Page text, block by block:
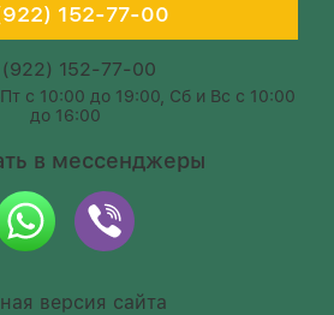
152-77-00
(922) 152-77-00
с 10:00 до 19:00, Сб и Вс с 10:00
до 16:00
в мессенджеры
версия сайта